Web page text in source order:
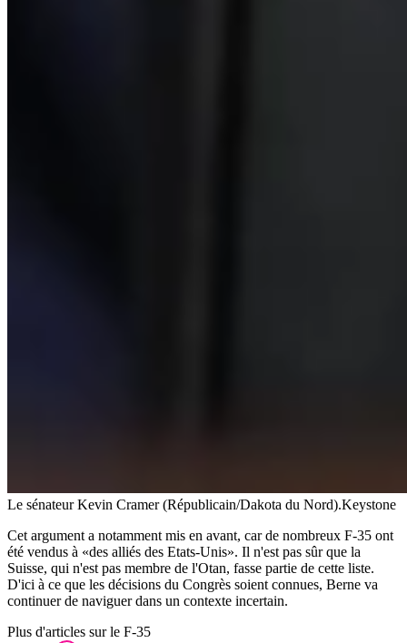
Le sénateur Kevin Cramer (Républicain/Dakota du Nord).Keystone
Cet argument a notamment mis en avant, car de nombreux F-35 ont
été vendus à «des alliés des Etats-Unis». Il n'est pas sûr que la
Suisse, qui n'est pas membre de l'Otan, fasse partie de cette liste.
D'ici à ce que les décisions du Congrès soient connues, Berne va
continuer de naviguer dans un contexte incertain.
Plus d'articles sur le F-35